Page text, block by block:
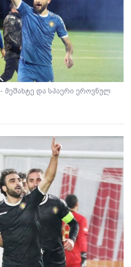
მეშახტე და სპაერი ეროვნულ